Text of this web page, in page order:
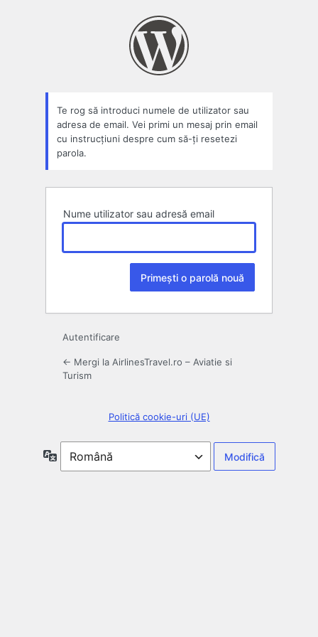
Te rog să introduci numele de utilizator sau
adresa de email. Vei primi un mesaj prin email
cu instrucțiuni despre cum să-ți resetezi
parola.
Nume utilizator sau adresă email
Autentificare
← Mergi la AirlinesTravel.ro – Aviatie si
Turism
Politică cookie-uri (UE)
Limbă